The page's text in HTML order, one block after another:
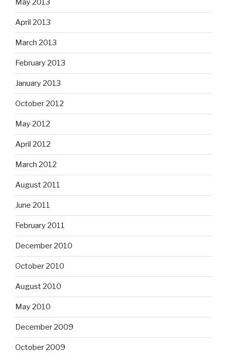
May 2013
April 2013
March 2013
February 2013
January 2013
October 2012
May 2012
April 2012
March 2012
August 2011
June 2011
February 2011
December 2010
October 2010
August 2010
May 2010
December 2009
October 2009